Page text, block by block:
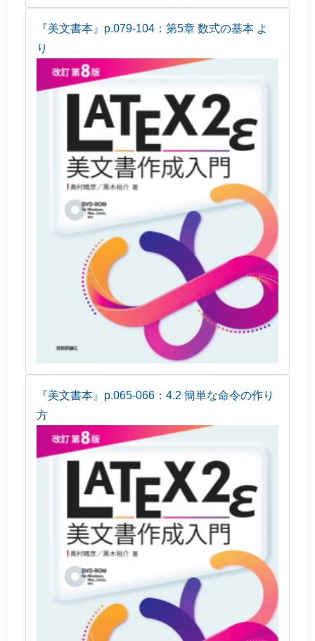
『美文書本』p.079-104：第5章 数式の基本 よ
り
『美文書本』p.065-066：4.2 簡単な命令の作り
方